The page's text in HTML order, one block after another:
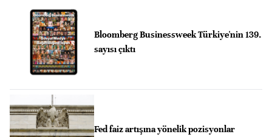
Bloomberg Businessweek Türkiye'nin 139.
sayısı çıktı
Fed faiz artışına yönelik pozisyonlar